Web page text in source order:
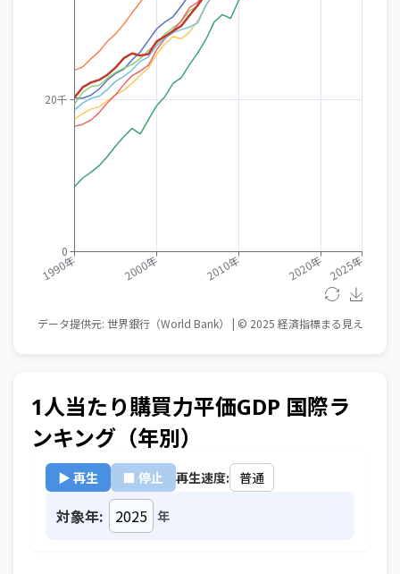
1人当たり購買力平価GDP 国際ラ
ンキング（年別）
▶ 再生 ■ 停止 再生速度:
対象年: 年